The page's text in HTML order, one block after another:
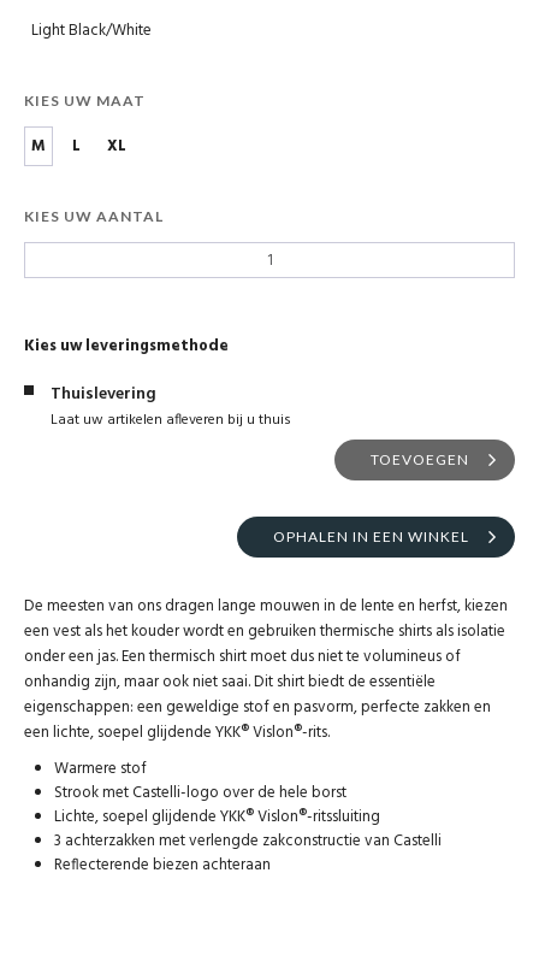
Light Black/White
KIES UW MAAT
M L XL
KIES UW AANTAL
Kies uw leveringsmethode
Thuislevering
Laat uw artikelen afleveren bij u thuis
TOEVOEGEN
OPHALEN IN EEN WINKEL
De meesten van ons dragen lange mouwen in de lente en herfst, kiezen
een vest als het kouder wordt en gebruiken thermische shirts als isolatie
onder een jas. Een thermisch shirt moet dus niet te volumineus of
onhandig zijn, maar ook niet saai. Dit shirt biedt de essentiële
eigenschappen: een geweldige stof en pasvorm, perfecte zakken en
een lichte, soepel glijdende YKK® Vislon®-rits.
Warmere stof
Strook met Castelli-logo over de hele borst
Lichte, soepel glijdende YKK® Vislon®-ritssluiting
3 achterzakken met verlengde zakconstructie van Castelli
Reflecterende biezen achteraan